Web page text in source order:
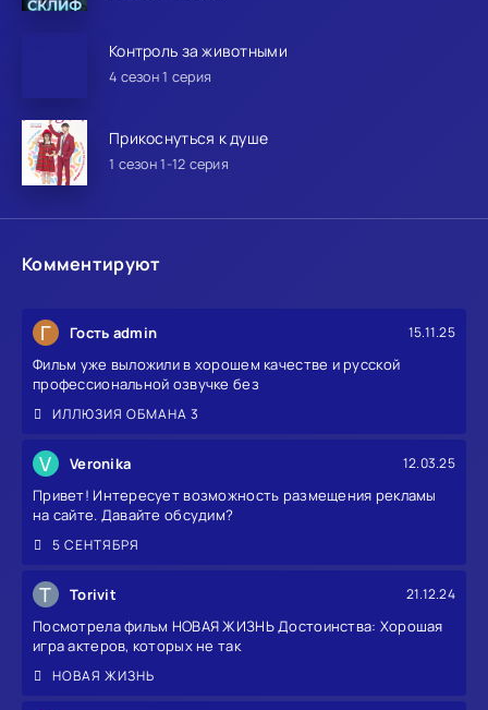
Контроль за животными
4 сезон 1 серия
Прикоснуться к душе
1 сезон 1-12 серия
Комментируют
Г Гость admin 15.11.25
Фильм уже выложили в хорошем качестве и русской
профессиональной озвучке без
ИЛЛЮЗИЯ ОБМАНА 3
V Veronika 12.03.25
Привет! Интересует возможность размещения рекламы
на сайте. Давайте обсудим?
5 СЕНТЯБРЯ
T Torivit 21.12.24
Посмотрела фильм НОВАЯ ЖИЗНЬ Достоинства: Хорошая
игра актеров, которых не так
НОВАЯ ЖИЗНЬ